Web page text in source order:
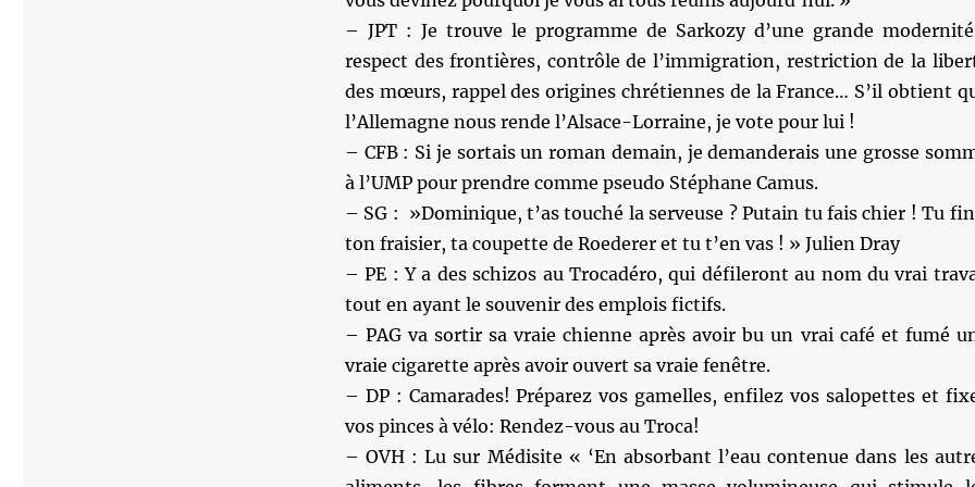
– JPT : Je trouve le programme de Sarkozy d’une grande
respect des frontières, contrôle de l’immigration, restriction de la
des mœurs, rappel des origines chrétiennes de la France… S’il obtient
l’Allemagne nous rende l’Alsace-Lorraine, je vote pour lui !
– CFB : Si je sortais un roman demain, je demanderais une grosse
à l’UMP pour prendre comme pseudo Stéphane Camus.
– SG : »Dominique, t’as touché la serveuse ? Putain tu fais chier ! Tu
ton fraisier, ta coupette de Roederer et tu t’en vas ! » Julien Dray
– PE : Y a des schizos au Trocadéro, qui défileront au nom du vrai
tout en ayant le souvenir des emplois fictifs.
– PAG va sortir sa vraie chienne après avoir bu un vrai café et fumé
vraie cigarette après avoir ouvert sa vraie fenêtre.
– DP : Camarades! Préparez vos gamelles, enfilez vos salopettes et
vos pinces à vélo: Rendez-vous au Troca!
– OVH : Lu sur Médisite « ‘En absorbant l’eau contenue dans les